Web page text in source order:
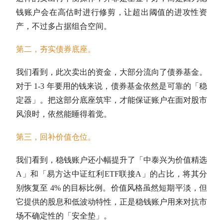
钱账户会在高估时进行修剪，让超出阈值的进攻性资
产，不过多占据组合空间。
第二，夯实债券底座。
我们看到，此次卖出的资金，大部分流向了债券基金。
对于 1-3 年要用的钱来说， 债券基金依然是可靠的「稳
定器」。把这部分底座筑牢，才能保证账户在面对股市
风浪时，依然能睡得着觉。
第三，回补价值仓位。
我们看到，稳钱账户还小幅提升了「中泰兴为价值精选
A」和「易方达中证红利 ETF联接A」的占比，将其分
别恢复至 4% 的目标比例。价值风格虽然短期平淡，但
它提供的股息和低波动特性，正是稳钱账户用来对抗市
场不确定性的「安全垫」。